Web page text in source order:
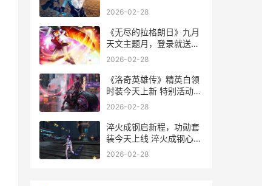
2026-02-28
《无尽的拉格朗日》九月
天文主题月，登录就送福
利 无尽的拉格朗日
2026-02-28
《洛奇英雄传》精英白领
时装今天上新 特别活动主
题正式开始 洛奇英雄传英
品
2026-02-28
淬火成钢启新程，功勋套
装今天上线 淬火成钢心得
体会
2026-02-28